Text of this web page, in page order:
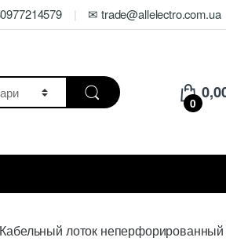
✉ trade@allelectro.com.ua
0
Кабельный лоток